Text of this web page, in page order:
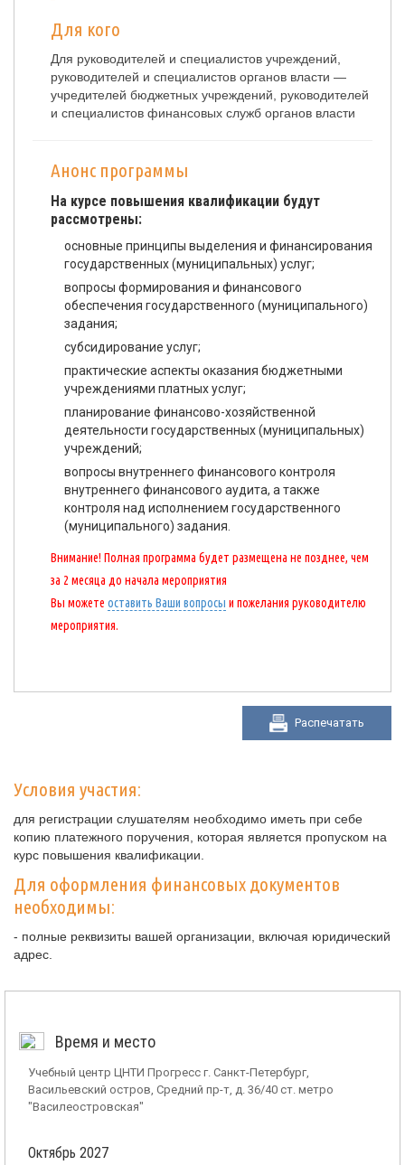
Для кого
Для руководителей и специалистов учреждений,
руководителей и специалистов органов власти —
учредителей бюджетных учреждений, руководителей
и специалистов финансовых служб органов власти
Анонс программы
На курсе повышения квалификации будут
рассмотрены:
основные принципы выделения и финансирования
государственных (муниципальных) услуг;
вопросы формирования и финансового
обеспечения государственного (муниципального)
задания;
субсидирование услуг;
практические аспекты оказания бюджетными
учреждениями платных услуг;
планирование финансово-хозяйственной
деятельности государственных (муниципальных)
учреждений;
вопросы внутреннего финансового контроля
внутреннего финансового аудита, а также
контроля над исполнением государственного
(муниципального) задания.
Внимание! Полная программа будет размещена не позднее, чем
за 2 месяца до начала мероприятия
Вы можете оставить Ваши вопросы и пожелания руководителю
мероприятия.
Распечатать
Условия участия:
для регистрации слушателям необходимо иметь при себе
копию платежного поручения, которая является пропуском на
курс повышения квалификации.
Для оформления финансовых документов
необходимы:
- полные реквизиты вашей организации, включая юридический
адрес.
Время и место
Учебный центр ЦНТИ Прогресс г. Санкт-Петербург,
Васильевский остров, Средний пр-т, д. 36/40 ст. метро
"Василеостровская"
Октябрь 2027